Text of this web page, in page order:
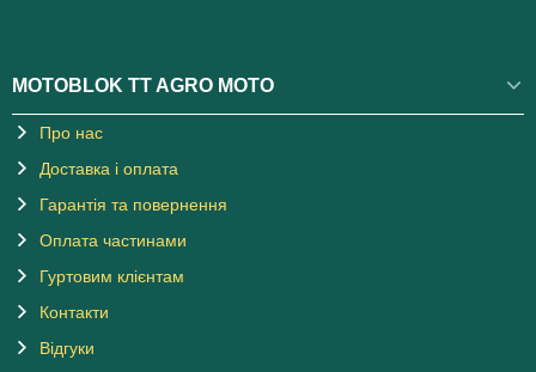
MOTOBLOK TT AGRO MOTO
Про нас
Доставка і оплата
Гарантія та повернення
Оплата частинами
Гуртовим клієнтам
Контакти
Відгуки